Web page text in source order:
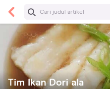
Tim Ikan Dori ala